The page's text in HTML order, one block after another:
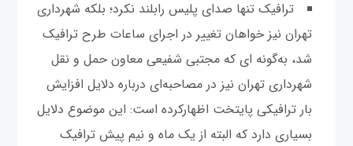
ترافیک تنها صدای پلیس رابلند نکرد؛ بلکه شهرداری
تهران نیز خواهان تغییر در اجرای ساعات طرح ترافیک
شد، به‌گونه ای که مجتبی شفیعی معاون حمل و نقل
شهرداری تهران نیز در مصاحبه‌ای درباره دلایل افزایش
بار ترافیکی پایتخت اظهارکرده است: این موضوع دلایل
بسیاری دارد که البته از یک ماه و نیم پیش ترافیک